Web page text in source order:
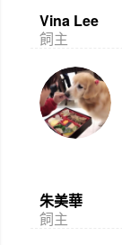
Vina Lee
飼主
朱美華
飼主